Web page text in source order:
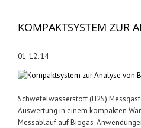
KOMPAKTSYSTEM ZUR
01. 12. 14
Schwefelwasserstoff (H2S)
Auswertung in einem kompakten
Messablauf auf Biogas-